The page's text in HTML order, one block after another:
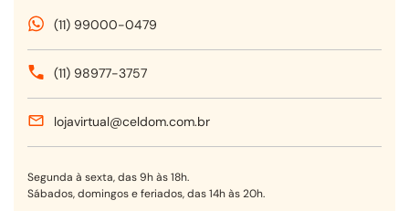
(11) 99000-0479
(11) 98977-3757
lojavirtual@celdom.com.br
Segunda à sexta, das 9h às 18h.
Sábados, domingos e feriados, das 14h às 20h.